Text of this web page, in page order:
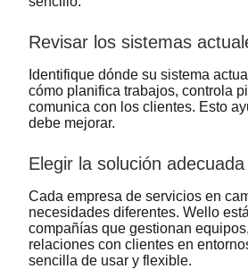
Revisar los sistemas
Identifique dónde su sistema
cómo planifica trabajos, controla
comunica con los clientes. Esto
debe mejorar.
Elegir la solución adecuada
Cada empresa de servicios en
necesidades diferentes. Wello
compañías que gestionan
relaciones con clientes en
sencilla de usar y flexible.